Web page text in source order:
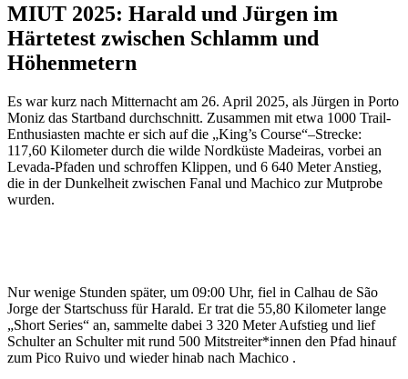
MIUT 2025: Harald und Jürgen im
Härtetest zwischen Schlamm und
Höhenmetern
Es war kurz nach Mitternacht am 26. April 2025, als Jürgen in Porto
Moniz das Startband durchschnitt. Zusammen mit etwa 1000 Trail-
Enthusiasten machte er sich auf die „King’s Course“–Strecke:
117,60 Kilometer durch die wilde Nordküste Madeiras, vorbei an
Levada-Pfaden und schroffen Klippen, und 6 640 Meter Anstieg,
die in der Dunkelheit zwischen Fanal und Machico zur Mutprobe
wurden.
Nur wenige Stunden später, um 09:00 Uhr, fiel in Calhau de São
Jorge der Startschuss für Harald. Er trat die 55,80 Kilometer lange
„Short Series“ an, sammelte dabei 3 320 Meter Aufstieg und lief
Schulter an Schulter mit rund 500 Mitstreiter*innen den Pfad hinauf
zum Pico Ruivo und wieder hinab nach Machico .